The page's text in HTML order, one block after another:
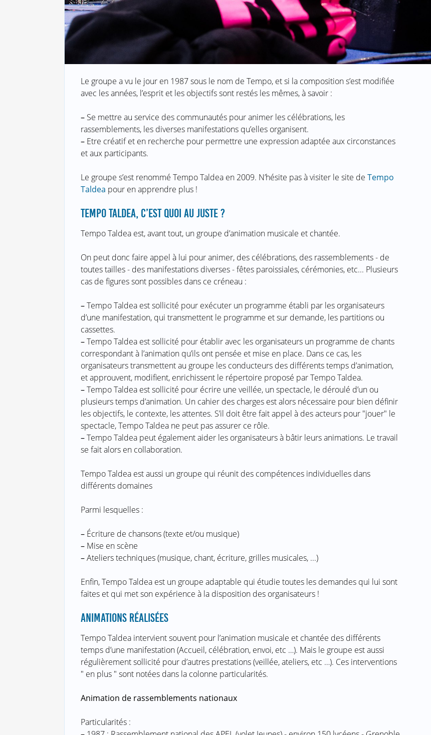
Le groupe a vu le jour en 1987 sous le nom de Tempo, et si la composition s’est modifiée
avec les années, l’esprit et les objectifs sont restés les mêmes, à savoir :
–Se mettre au service des communautés pour animer les célébrations, les
rassemblements, les diverses manifestations qu’elles organisent.
–Etre créatif et en recherche pour permettre une expression adaptée aux circonstances
et aux participants.
Le groupe s’est renommé Tempo Taldea en 2009. N’hésite pas à visiter le site de Tempo
Taldea pour en apprendre plus !
TEMPO TALDEA, C’EST QUOI AU JUSTE ?
Tempo Taldea est, avant tout, un groupe d’animation musicale et chantée.
On peut donc faire appel à lui pour animer, des célébrations, des rassemblements - de
toutes tailles - des manifestations diverses - fêtes paroissiales, cérémonies, etc... Plusieurs
cas de figures sont possibles dans ce créneau :
–Tempo Taldea est sollicité pour exécuter un programme établi par les organisateurs
d’une manifestation, qui transmettent le programme et sur demande, les partitions ou
cassettes.
–Tempo Taldea est sollicité pour établir avec les organisateurs un programme de chants
correspondant à l’animation qu’ils ont pensée et mise en place. Dans ce cas, les
organisateurs transmettent au groupe les conducteurs des différents temps d’animation,
et approuvent, modifient, enrichissent le répertoire proposé par Tempo Taldea.
–Tempo Taldea est sollicité pour écrire une veillée, un spectacle, le déroulé d’un ou
plusieurs temps d’animation. Un cahier des charges est alors nécessaire pour bien définir
les objectifs, le contexte, les attentes. S’il doit être fait appel à des acteurs pour "jouer" le
spectacle, Tempo Taldea ne peut pas assurer ce rôle.
–Tempo Taldea peut également aider les organisateurs à bâtir leurs animations. Le travail
se fait alors en collaboration.
Tempo Taldea est aussi un groupe qui réunit des compétences individuelles dans
différents domaines
Parmi lesquelles :
–Écriture de chansons (texte et/ou musique)
–Mise en scène
–Ateliers techniques (musique, chant, écriture, grilles musicales, ...)
Enfin, Tempo Taldea est un groupe adaptable qui étudie toutes les demandes qui lui sont
faites et qui met son expérience à la disposition des organisateurs !
ANIMATIONS RÉALISÉES
Tempo Taldea intervient souvent pour l’animation musicale et chantée des différents
temps d’une manifestation (Accueil, célébration, envoi, etc …). Mais le groupe est aussi
régulièrement sollicité pour d’autres prestations (veillée, ateliers, etc …). Ces interventions
" en plus " sont notées dans la colonne particularités.
Animation de rassemblements nationaux
Particularités :